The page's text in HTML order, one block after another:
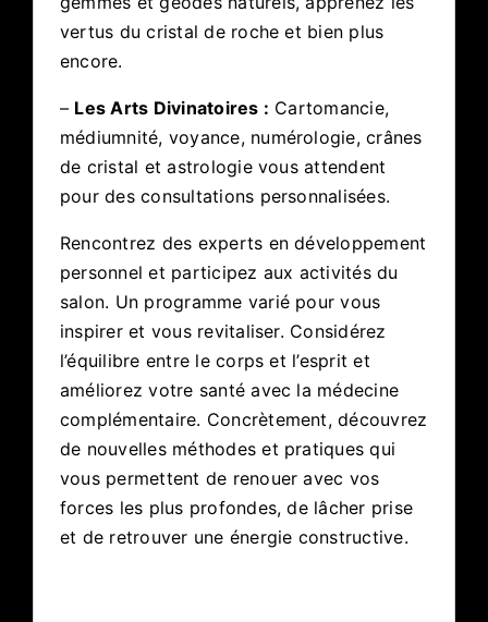
vertus du cristal de roche et bien plus
encore.
– Les Arts Divinatoires : Cartomancie,
médiumnité, voyance, numérologie, crânes
de cristal et astrologie vous attendent
pour des consultations personnalisées.
Rencontrez des experts en développement
personnel et participez aux activités du
salon. Un programme varié pour vous
inspirer et vous revitaliser. Considérez
l’équilibre entre le corps et l’esprit et
améliorez votre santé avec la médecine
complémentaire. Concrètement, découvrez
de nouvelles méthodes et pratiques qui
vous permettent de renouer avec vos
forces les plus profondes, de lâcher prise
et de retrouver une énergie constructive.